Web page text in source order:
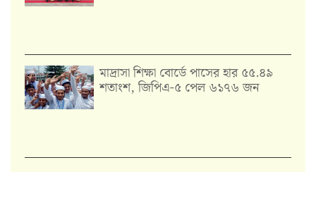
মাদ্রাসা শিক্ষা বোর্ডে পাসের হার ৫৫.৪৯
শতাংশ, জিপিএ-৫ পেল ৬১৭৬ জন